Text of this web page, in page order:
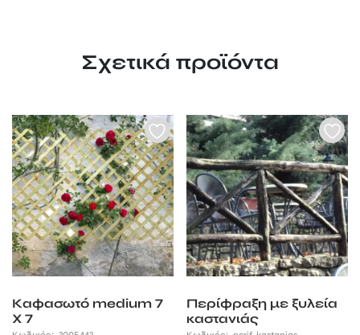
Σχετικά προϊόντα
Καφασωτό medium 7
X 7
Περίφραξη με ξυλεία
καστανιάς